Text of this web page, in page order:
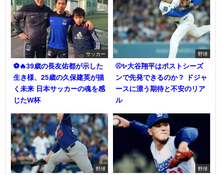
サッカー
⚽🔥39歳の長友佑都が示した
生き様、25歳の久保建英が描
く未来 日本サッカーの魂を感
じたW杯
野球
⚾✨大谷翔平はポストシーズ
ンで先発できるのか？ ドジャ
ースに漂う期待と不安のリア
ル
野球 野球